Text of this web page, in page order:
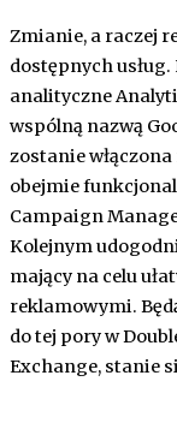
Zmianie, a raczej
dostępnych
analityczne
wspólną nazwą
zostanie
obejmie
Campaign
Kolejnym
mający na celu
reklamowymi.
do tej pory w
Exchange, stanie